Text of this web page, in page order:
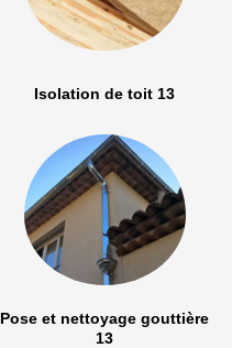
Isolation de toit 13
Pose et nettoyage gouttière
13